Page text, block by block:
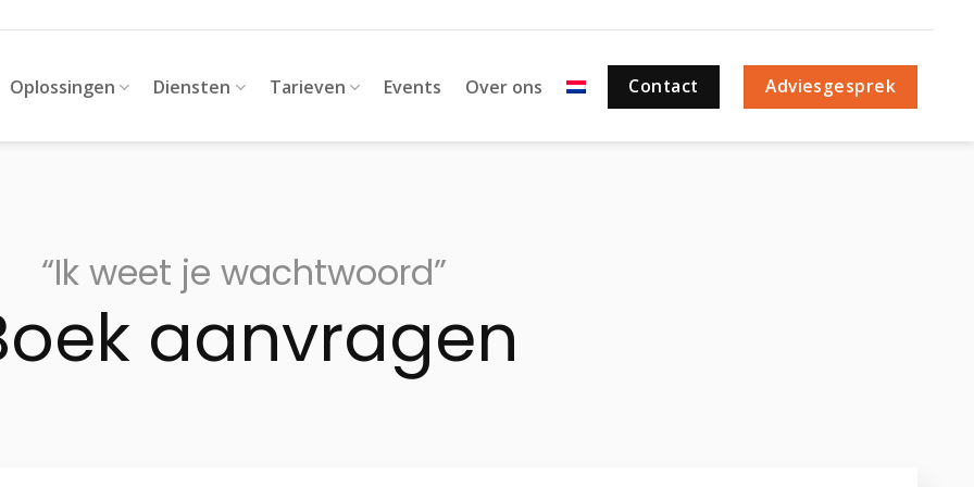
Oplossingen Diensten Tarieven Events Over ons Contact Adviesgesprek
“Ik weet je wachtwoord”
aanvragen